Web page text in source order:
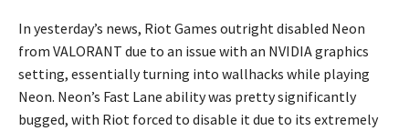
In yesterday’s news, Riot Games outright disabled Neon
from VALORANT due to an issue with an NVIDIA graphics
setting, essentially turning into wallhacks while playing
Neon. Neon’s Fast Lane ability was pretty significantly
bugged, with Riot forced to disable it due to its extremely